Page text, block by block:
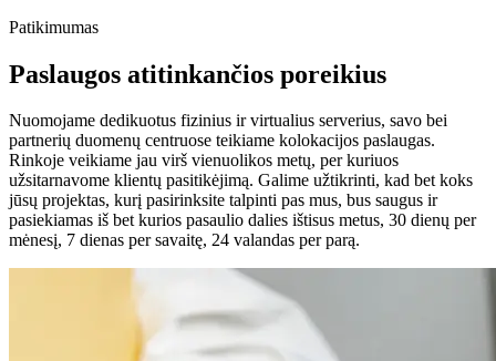
Patikimumas
Paslaugos atitinkančios poreikius
Nuomojame dedikuotus fizinius ir virtualius serverius, savo bei
partnerių duomenų centruose teikiame kolokacijos paslaugas.
Rinkoje veikiame jau virš vienuolikos metų, per kuriuos
užsitarnavome klientų pasitikėjimą. Galime užtikrinti, kad bet koks
jūsų projektas, kurį pasirinksite talpinti pas mus, bus saugus ir
pasiekiamas iš bet kurios pasaulio dalies ištisus metus, 30 dienų per
mėnesį, 7 dienas per savaitę, 24 valandas per parą.